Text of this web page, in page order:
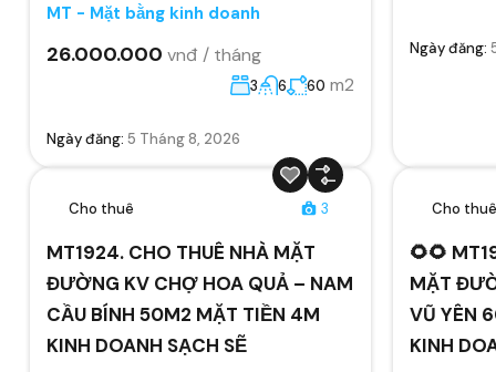
MT - Mặt bằng kinh doanh
26.000.000 vnđ / tháng
3 6 60 m2
Ngày đăng: 5 Tháng 8, 2026
Ngày đăng:
Cho thuê 3
MT1924. CHO THUÊ NHÀ MẶT
ĐƯỜNG KV CHỢ HOA QUẢ – NAM
CẦU BÍNH 50M2 MẶT TIỀN 4M
KINH DOANH SẠCH SẼ
Cho thuê
🌻🌻
MẶT
VŨ YÊN
KINH